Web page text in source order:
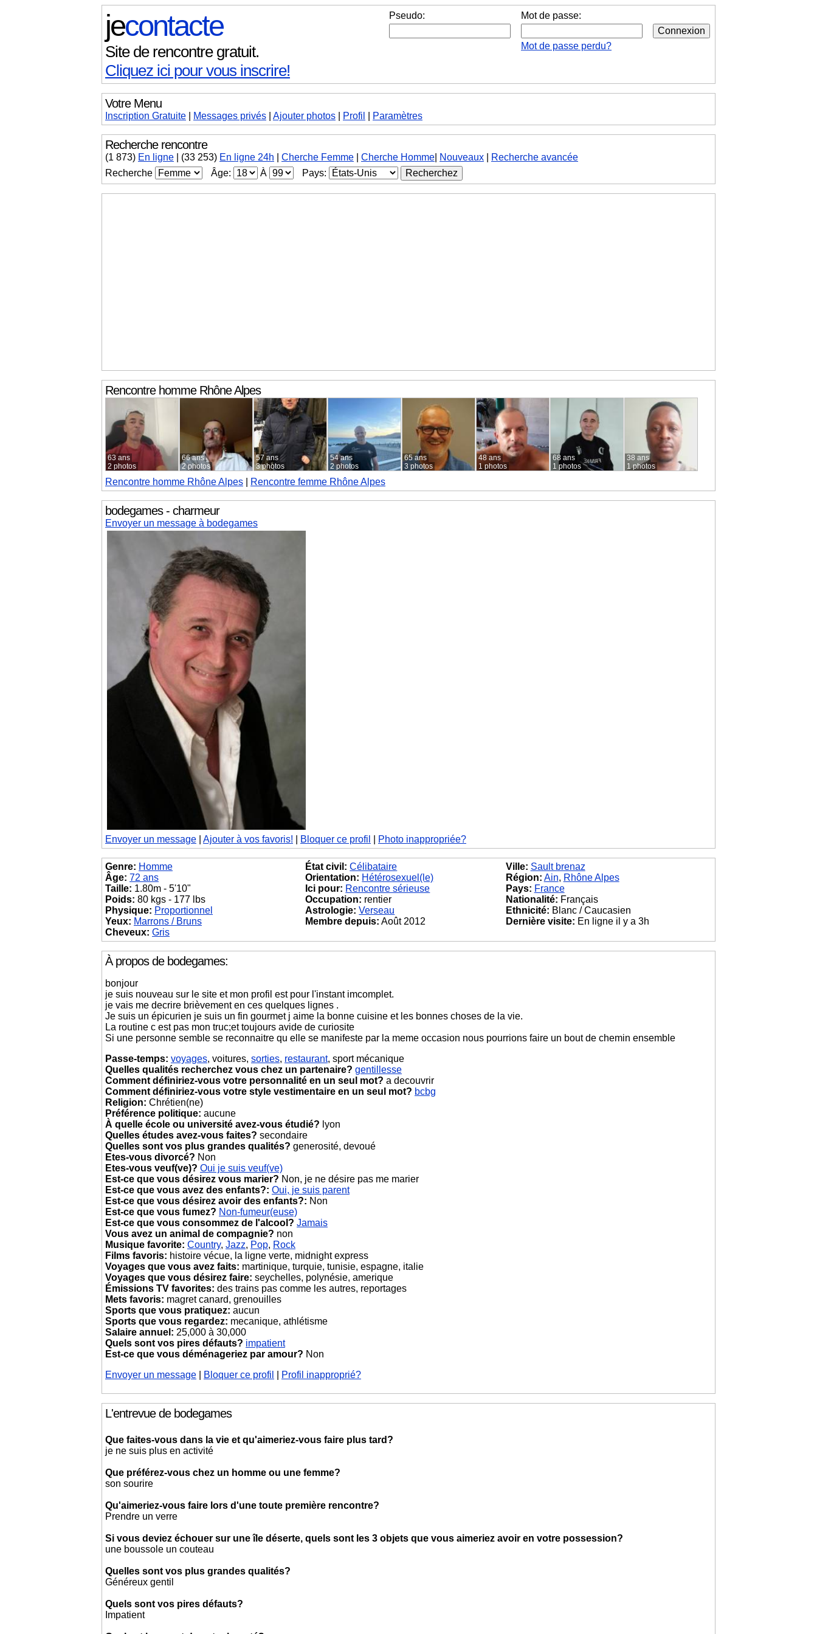
Pseudo: Mot de passe:
Mot de passe perdu?
jecontacte
Site de rencontre gratuit.
Cliquez ici pour vous inscrire!
Votre Menu
Inscription Gratuite Messages privés Ajouter photos Profil Paramètres
Recherche rencontre
(1 873) En ligne (33 253) En ligne 24h Cherche Femme Cherche Homme Nouveaux
Recherche avancée
Recherche
Âge: À Pays:
Rencontre hommeRhône Alpes
63 ans
2 photos
66 ans
2 photos
57 ans
3 photos
54 ans
2 photos
65 ans
3 photos
48 ans
1 photos
68 ans
1 photos
38 ans
1 photos
Rencontre homme Rhône Alpes Rencontre femme Rhône Alpes
bodegames - charmeur
Envoyer un message à bodegames
Envoyer un message Ajouter à vos favoris! Bloquer ce profil Photo inappropriée?
Genre: Homme
Âge: 72 ans
Taille: 1.80m - 5'10"
Poids: 80 kgs - 177 lbs
Physique: Proportionnel
Yeux: Marrons / Bruns
Cheveux: Gris
État civil: Célibataire
Orientation: Hétérosexuel(le)
Ici pour: Rencontre sérieuse
Occupation: rentier
Astrologie: Verseau
Membre depuis: Août 2012
Ville: Sault brenaz
Région: Ain, Rhône Alpes
Pays: France
Nationalité: Français
Ethnicité: Blanc / Caucasien
Dernière visite: En ligne il y a 3h
À propos de bodegames:
bonjour
je suis nouveau sur le site et mon profil est pour l'instant imcomplet.
je vais me decrire brièvement en ces quelques lignes .
Je suis un épicurien je suis un fin gourmet j aime la bonne cuisine et les bonnes choses de la vie.
La routine c est pas mon truc;et toujours avide de curiosite
Si une personne semble se reconnaitre qu elle se manifeste par la meme occasion nous pourrions faire un bout de chemin ensemble
Passe-temps: voyages, voitures, sorties, restaurant, sport mécanique
Quelles qualités recherchez vous chez un partenaire? gentillesse
Comment définiriez-vous votre personnalité en un seul mot? a decouvrir
Comment définiriez-vous votre style vestimentaire en un seul mot? bcbg
Religion: Chrétien(ne)
Préférence politique: aucune
À quelle école ou université avez-vous étudié? lyon
Quelles études avez-vous faites? secondaire
Quelles sont vos plus grandes qualités? generosité, devoué
Etes-vous divorcé? Non
Etes-vous veuf(ve)? Oui je suis veuf(ve)
Est-ce que vous désirez vous marier? Non, je ne désire pas me marier
Est-ce que vous avez des enfants?: Oui, je suis parent
Est-ce que vous désirez avoir des enfants?: Non
Est-ce que vous fumez? Non-fumeur(euse)
Est-ce que vous consommez de l'alcool? Jamais
Vous avez un animal de compagnie? non
Musique favorite: Country, Jazz, Pop, Rock
Films favoris: histoire vécue, la ligne verte, midnight express
Voyages que vous avez faits: martinique, turquie, tunisie, espagne, italie
Voyages que vous désirez faire: seychelles, polynésie, amerique
Émissions TV favorites: des trains pas comme les autres, reportages
Mets favoris: magret canard, grenouilles
Sports que vous pratiquez: aucun
Sports que vous regardez: mecanique, athlétisme
Salaire annuel: 25,000 à 30,000
Quels sont vos pires défauts? impatient
Est-ce que vous déménageriez par amour? Non
Envoyer un message
Bloquer ce profil Profil inapproprié?
L'entrevue de bodegames
Que faites-vous dans la vie et qu'aimeriez-vous faire plus tard?
je ne suis plus en activité
Que préférez-vous chez un homme ou une femme?
son sourire
Qu'aimeriez-vous faire lors d'une toute première rencontre?
Prendre un verre
Si vous deviez échouer sur une île déserte, quels sont les 3 objets que vous aimeriez avoir en votre possession?
une boussole un couteau
Quelles sont vos plus grandes qualités?
Généreux gentil
Quels sont vos pires défauts?
Impatient